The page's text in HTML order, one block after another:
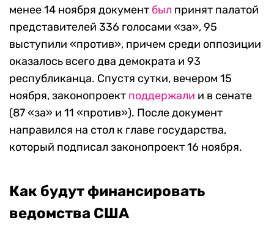
менее 14 ноября документ был принят палатой
представителей 336 голосами «за», 95
выступили «против», причем среди оппозиции
оказалось всего два демократа и 93
республиканца. Спустя сутки, вечером 15
ноября, законопроект поддержали и в сенате
(87 «за» и 11 «против»). После документ
направился на стол к главе государства,
который подписал законопроект 16 ноября.
Как будут финансировать
ведомства США